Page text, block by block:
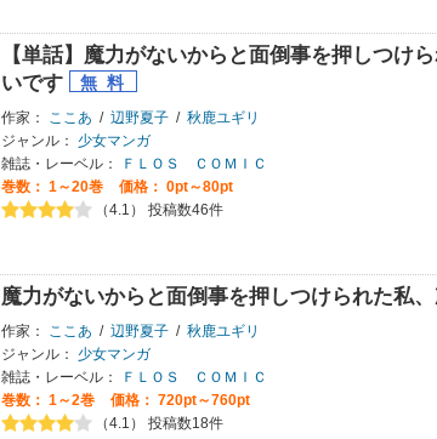
【単話】魔力がないからと面倒事を押しつけ
いです
作家： ここあ / 辺野夏子 / 秋鹿ユギリ
ジャンル：
少女マンガ
雑誌・レーベル：
ＦＬＯＳ ＣＯＭＩＣ
巻数： 1～20巻
価格： 0pt～80pt
（4.1） 投稿数46件
魔力がないからと面倒事を押しつけられた私
作家： ここあ / 辺野夏子 / 秋鹿ユギリ
ジャンル：
少女マンガ
雑誌・レーベル：
ＦＬＯＳ ＣＯＭＩＣ
巻数： 1～2巻
価格： 720pt～760pt
（4.1） 投稿数18件